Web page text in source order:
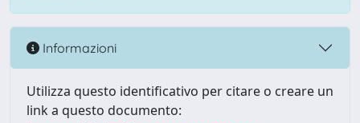
Informazioni
Utilizza questo identificativo per citare o creare un
link a questo documento: